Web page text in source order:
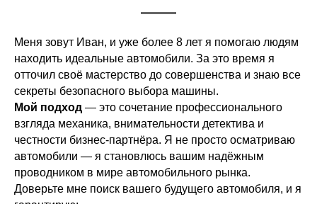
Меня зовут Иван, и уже более 8 лет я помогаю людям
находить идеальные автомобили. За это время я
отточил своё мастерство до совершенства и знаю все
секреты безопасного выбора машины.
Мой подход — это сочетание профессионального
взгляда механика, внимательности детектива и
честности бизнес-партнёра. Я не просто осматриваю
автомобили — я становлюсь вашим надёжным
проводником в мире автомобильного рынка.
Доверьте мне поиск вашего будущего автомобиля, и я